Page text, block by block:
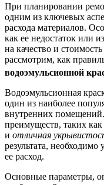
При планировании
одним из ключевых
расхода материалов.
как ее недостаток или
на качество и
рассмотрим, как
водоэмульсионной
Водоэмульсионная
один из наиболее
внутренних
преимуществ, таких как
и отличная
результата,
ее расход.
Основные параметры,